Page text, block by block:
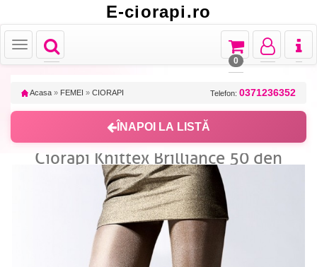
E-ciorapi.ro
Toggle
navigation
Toggle
Toggle
navigation
Toggle
navigation
Toggle
navigation
0
Acasa » FEMEI » CIORAPI Telefon: 0371236352
ÎNAPOI LA LISTĂ
Ciorapi Knittex Brilliance 50 den